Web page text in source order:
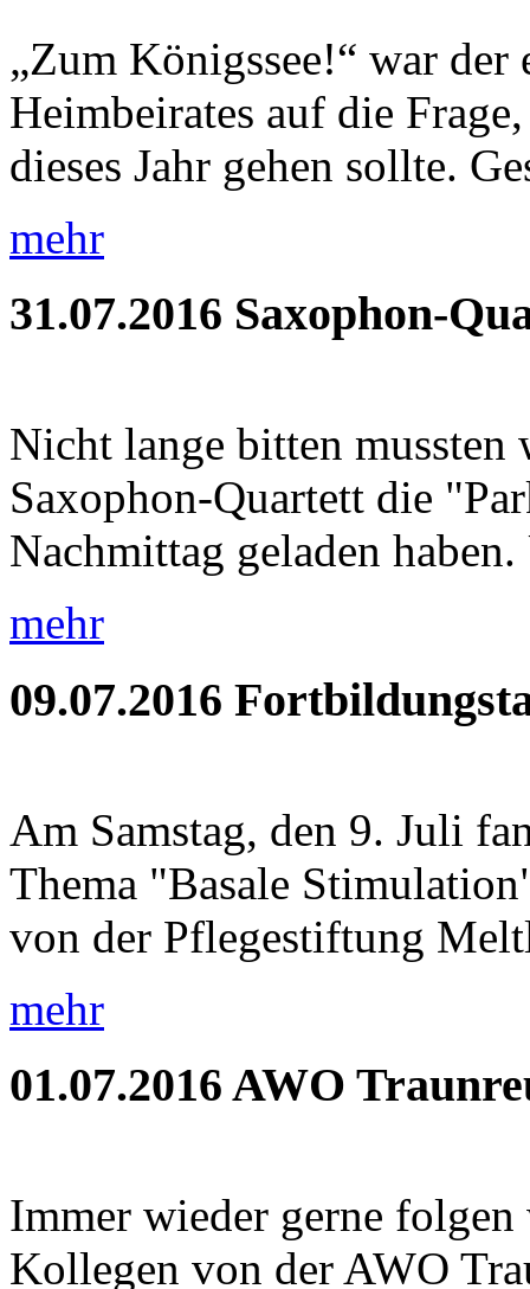
„Zum Königssee!“ war der
Heimbeirates auf die
dieses Jahr gehen sollte.
mehr
31.07.2016 Saxophon-
Nicht lange bitten mussten
Saxophon-Quartett die
Nachmittag geladen
mehr
09.07.2016
Am Samstag, den 9. Juli
Thema "Basale
von der Pflegestiftung
mehr
01.07.2016 AWO
Immer wieder gerne
Kollegen von der AWO